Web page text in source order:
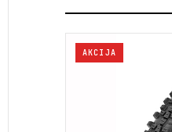
AKCIJA